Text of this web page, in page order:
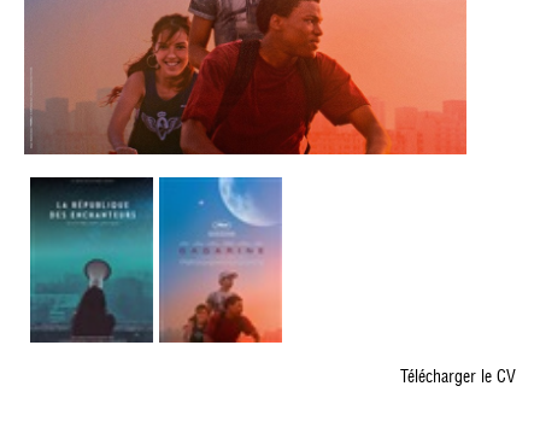
Télécharger le CV